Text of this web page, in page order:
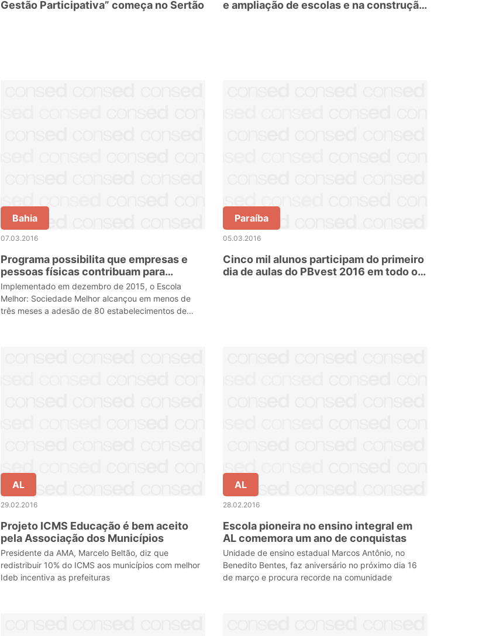
Gestão Participativa” começa no Sertão
e ampliação de escolas e na construção
Bahia
07.03.2016
Programa possibilita que empresas e
pessoas físicas contribuam para
melhorias nas escolas estaduais
gaúchas
Implementado em dezembro de 2015, o Escola
Melhor: Sociedade Melhor alcançou em menos de
três meses a adesão de 80 estabelecimentos de
Paraíba
05.03.2016
Cinco mil alunos participam do primeiro
dia de aulas do PBvest 2016 em todo o
AL
29.02.2016
Projeto ICMS Educação é bem aceito
pela Associação dos Municípios
Presidente da AMA, Marcelo Beltão, diz que
redistribuir 10% do ICMS aos municípios com melhor
Ideb incentiva as prefeituras
AL
28.02.2016
Escola pioneira no ensino integral em
AL comemora um ano de conquistas
Unidade de ensino estadual Marcos Antônio, no
Benedito Bentes, faz aniversário no próximo dia 16
de março e procura recorde na comunidade